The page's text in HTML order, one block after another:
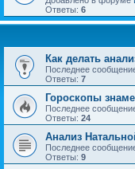
Ответы: 6
Как делать
Последнее
Ответы: 7
Гороскопы
Последнее
Ответы: 24
Анализ
Последнее
Ответы: 9